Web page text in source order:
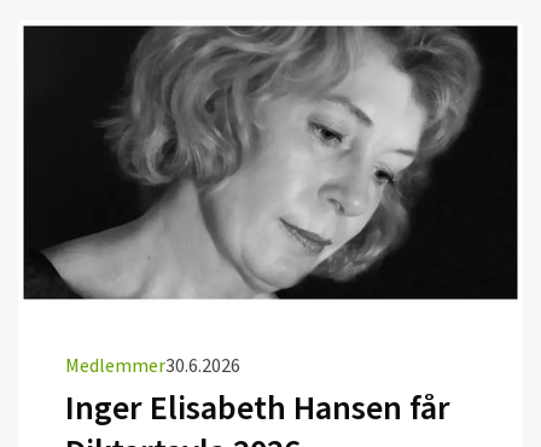
Medlemmer30.6.2026
Inger Elisabeth Hansen får